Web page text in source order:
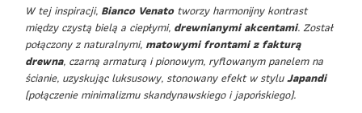
W tej inspiracji, Bianco Venatotworzy harmonijny kontrast
między czystą bielą a ciepłymi, drewnianymi akcentami. Został
połączony z naturalnymi, matowymi frontami z fakturą
drewna, czarną armaturą i pionowym, ryflowanym panelem na
ścianie, uzyskując luksusowy, stonowany efekt w styluJapandi
(połączenie minimalizmu skandynawskiego i japońskiego).